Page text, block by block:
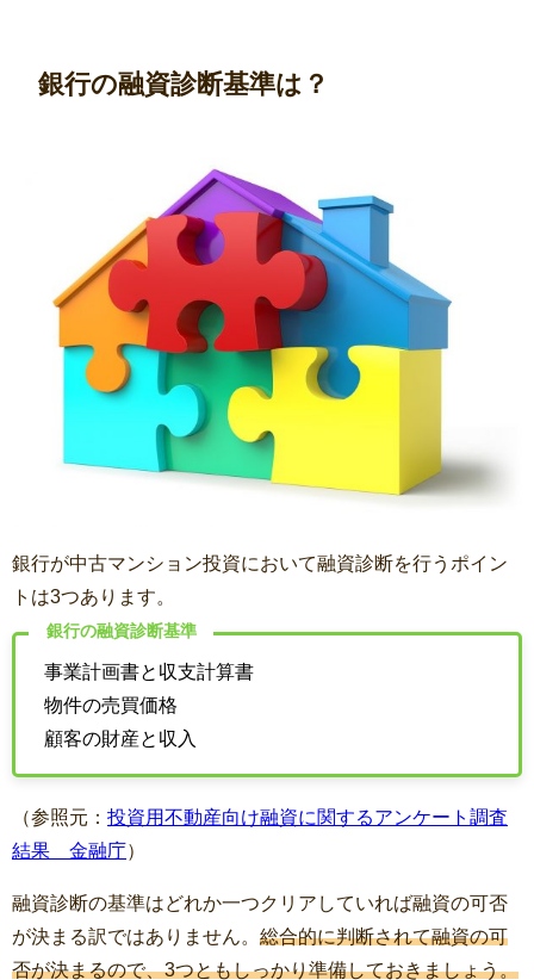
銀行の融資診断基準は？
銀行が中古マンション投資において融資診断を行うポイン
トは3つあります。
銀行の融資診断基準
事業計画書と収支計算書
物件の売買価格
顧客の財産と収入
（参照元： 投資用不動産向け融資に関するアンケート調査
結果 金融庁）
融資診断の基準はどれか一つクリアしていれば融資の可否
が決まる訳ではありません。 総合的に判断されて融資の可
否が決まるので、3つともしっかり準備しておきましょう。